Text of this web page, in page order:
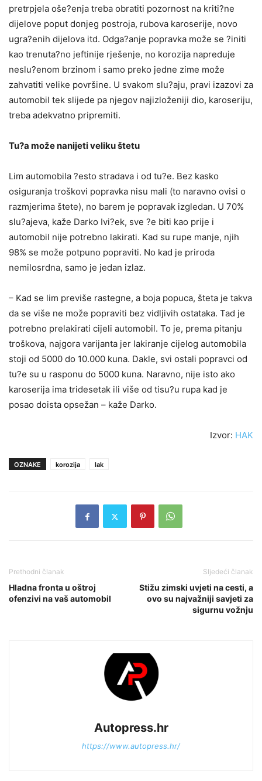
pretrpjela oše?enja treba obratiti pozornost na kriti?ne
dijelove poput donjeg postroja, rubova karoserije, novo
ugra?enih dijelova itd. Odga?anje popravka može se ?initi
kao trenuta?no jeftinije rješenje, no korozija napreduje
neslu?enom brzinom i samo preko jedne zime može
zahvatiti velike površine. U svakom slu?aju, pravi izazovi za
automobil tek slijede pa njegov najizloženiji dio, karoseriju,
treba adekvatno pripremiti.
Tu?a može nanijeti veliku štetu
Lim automobila ?esto stradava i od tu?e. Bez kasko
osiguranja troškovi popravka nisu mali (to naravno ovisi o
razmjerima štete), no barem je popravak izgledan. U 70%
slu?ajeva, kaže Darko Ivi?ek, sve ?e biti kao prije i
automobil nije potrebno lakirati. Kad su rupe manje, njih
98% se može potpuno popraviti. No kad je priroda
nemilosrdna, samo je jedan izlaz.
– Kad se lim previše rastegne, a boja popuca, šteta je takva
da se više ne može popraviti bez vidljivih ostataka. Tad je
potrebno prelakirati cijeli automobil. To je, prema pitanju
troškova, najgora varijanta jer lakiranje cijelog automobila
stoji od 5000 do 10.000 kuna. Dakle, svi ostali popravci od
tu?e su u rasponu do 5000 kuna. Naravno, nije isto ako
karoserija ima tridesetak ili više od tisu?u rupa kad je
posao doista opsežan – kaže Darko.
Izvor: HAK
OZNAKE korozija lak
Prethodni članak
Hladna fronta u oštroj
ofenzivi na vaš automobil
Sljedeći članak
Stižu zimski uvjeti na cesti, a
ovo su najvažniji savjeti za
sigurnu vožnju
Autopress.hr
https://www.autopress.hr/